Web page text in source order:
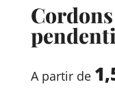
A partir de